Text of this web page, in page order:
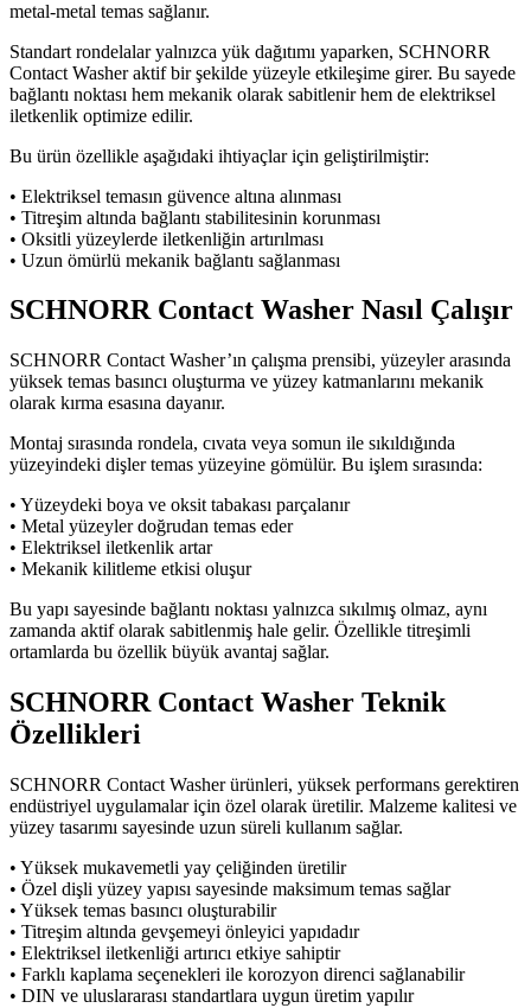
metal-metal temas sağlanır.
Standart rondelalar yalnızca yük dağıtımı yaparken, SCHNORR
Contact Washer aktif bir şekilde yüzeyle etkileşime girer. Bu sayede
bağlantı noktası hem mekanik olarak sabitlenir hem de elektriksel
iletkenlik optimize edilir.
Bu ürün özellikle aşağıdaki ihtiyaçlar için geliştirilmiştir:
• Elektriksel temasın güvence altına alınması
• Titreşim altında bağlantı stabilitesinin korunması
• Oksitli yüzeylerde iletkenliğin artırılması
• Uzun ömürlü mekanik bağlantı sağlanması
SCHNORR Contact Washer Nasıl Çalışır
SCHNORR Contact Washer’ın çalışma prensibi, yüzeyler arasında
yüksek temas basıncı oluşturma ve yüzey katmanlarını mekanik
olarak kırma esasına dayanır.
Montaj sırasında rondela, cıvata veya somun ile sıkıldığında
yüzeyindeki dişler temas yüzeyine gömülür. Bu işlem sırasında:
• Yüzeydeki boya ve oksit tabakası parçalanır
• Metal yüzeyler doğrudan temas eder
• Elektriksel iletkenlik artar
• Mekanik kilitleme etkisi oluşur
Bu yapı sayesinde bağlantı noktası yalnızca sıkılmış olmaz, aynı
zamanda aktif olarak sabitlenmiş hale gelir. Özellikle titreşimli
ortamlarda bu özellik büyük avantaj sağlar.
SCHNORR Contact Washer Teknik
Özellikleri
SCHNORR Contact Washer ürünleri, yüksek performans gerektiren
endüstriyel uygulamalar için özel olarak üretilir. Malzeme kalitesi ve
yüzey tasarımı sayesinde uzun süreli kullanım sağlar.
• Yüksek mukavemetli yay çeliğinden üretilir
• Özel dişli yüzey yapısı sayesinde maksimum temas sağlar
• Yüksek temas basıncı oluşturabilir
• Titreşim altında gevşemeyi önleyici yapıdadır
• Elektriksel iletkenliği artırıcı etkiye sahiptir
• Farklı kaplama seçenekleri ile korozyon direnci sağlanabilir
• DIN ve uluslararası standartlara uygun üretim yapılır